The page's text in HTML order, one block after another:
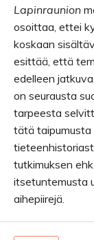
Lapinraunion
osoittaa, ettei
koskaan
esittää, että
edelleen
on seurausta
tarpeesta
tätä
tutkimuksen
itsetuntemusta
aihepiirejä.